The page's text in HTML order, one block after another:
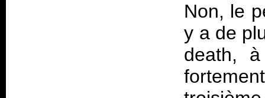
Non, le
y a de
death,